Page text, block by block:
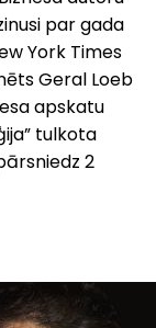
par gada
York Times
Geral Loeb
apskatu
tulkota
2